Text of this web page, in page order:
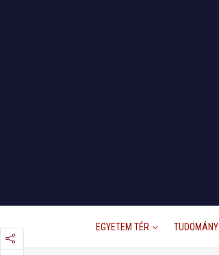
EGYETEM TÉR TUDOMÁNY